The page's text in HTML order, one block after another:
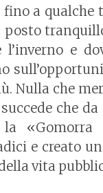
fino a qualche
posto
l’inverno e
Nulla che
che
la
e creato
vita